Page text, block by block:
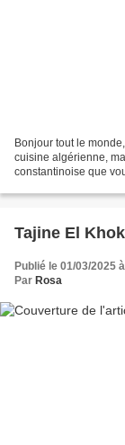
Bonjour tout le
cuisine algérienne,
constantinoise que
Tajine El
Publié le 01/03/2025
Par Rosa